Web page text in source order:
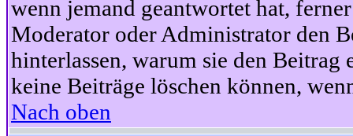
wenn jemand geantwortet hat,
Moderator oder Administrator den
hinterlassen, warum sie den Beitrag
keine Beiträge löschen können,
Nach oben